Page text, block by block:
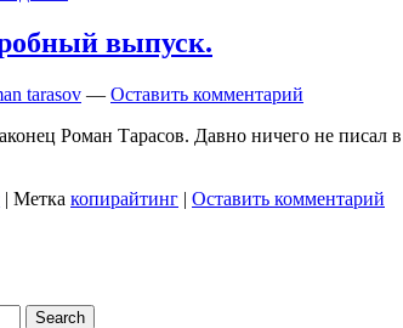
выпуск.
tarasov — Оставить комментарий
Роман Тарасов. Давно ничего не писал
| Метка копирайтинг | Оставить комментарий